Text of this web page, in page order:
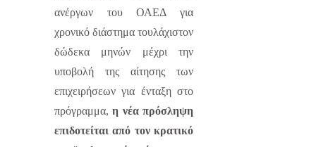
ανέργων του ΟΑΕΔ για
χρονικό διάστημα τουλάχιστον
δώδεκα μηνών μέχρι την
υποβολή της αίτησης των
επιχειρήσεων για ένταξη στο
πρόγραμμα,η νέα πρόσληψη
επιδοτείται από τον κρατικό